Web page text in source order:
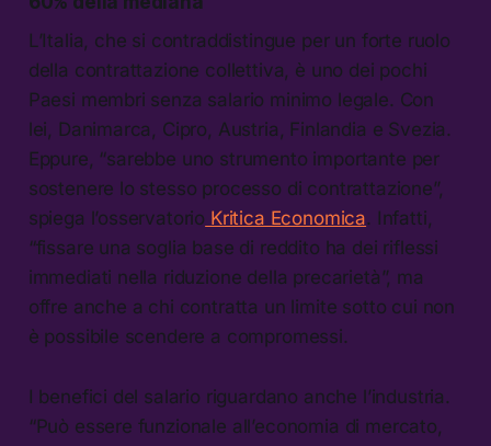
L’Italia, che si contraddistingue per un forte ruolo
della contrattazione collettiva, è uno dei pochi
Paesi membri senza salario minimo legale. Con
lei, Danimarca, Cipro, Austria, Finlandia e Svezia.
Eppure, “sarebbe uno strumento importante per
sostenere lo stesso processo di contrattazione”,
spiega l’osservatorio Kritica Economica. Infatti,
“fissare una soglia base di reddito ha dei riflessi
immediati nella riduzione della precarietà”, ma
offre anche a chi contratta un limite sotto cui non
è possibile scendere a compromessi.
I benefici del salario riguardano anche l’industria.
“Può essere funzionale all’economia di mercato,